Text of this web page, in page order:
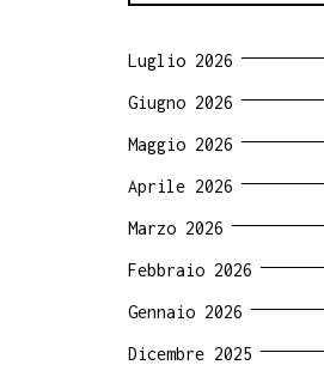
Luglio 2026
Giugno 2026
Maggio 2026
Aprile 2026
Marzo 2026
Febbraio 2026
Gennaio 2026
Dicembre 2025